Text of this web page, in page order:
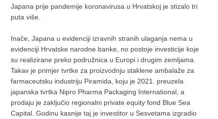
Japana prije pandemije koronavirusa u Hrvatskoj je stizalo tri
puta više.
Inače, Japana u evidenciji izravnih stranih ulaganja nema u
evidenciji Hrvatske narodne banke, no postoje investicije koje
su realizirane preko podružnica u Europi i drugim zemljama.
Takav je primjer tvrtke za proizvodnju staklene ambalaže za
farmaceutsku industriju Piramida, koju je 2021. preuzela
japanska tvrtka Nipro Pharma Packaging International, a
prodaju je zaključio regionalni private equity fond Blue Sea
Capital. Godinu kasnije taj je investitor u Sesvetama izgradio